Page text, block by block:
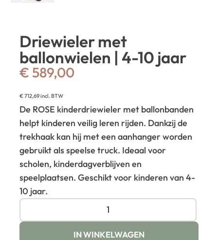
Driewieler met
ballonwielen | 4-10 jaar
€ 589,00
€712,69incl. BTW
De ROSE kinderdriewieler met ballonbanden
helpt kinderen veilig leren rijden. Dankzij de
trekhaak kan hij met een aanhanger worden
gebruikt als speelse truck. Ideaal voor
scholen, kinderdagverblijven en
speelplaatsen. Geschikt voor kinderen van 4-
10 jaar.
IN WINKELWAGEN